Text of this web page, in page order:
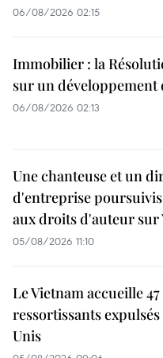
06/08/2026 02:15
Immobilier : la
sur un développement
06/08/2026 02:13
Une chanteuse et un
d'entreprise
aux droits d'auteur sur
05/08/2026 11:10
Le Vietnam accueille 47
ressortissants
Unis